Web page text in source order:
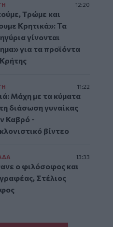
12:20
Τρώμε και
Κρητικά»: Τα
γίνονται
για τα προϊόντα
11:22
Μάχη με τα κύματα
διάσωση γυναίκας
Καβρό -
βίντεο
13:33
ο φιλόσοφος και
Στέλιος